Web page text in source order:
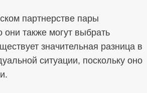
партнерстве пары
они также могут выбрать
значительная разница в
ситуации, поскольку оно